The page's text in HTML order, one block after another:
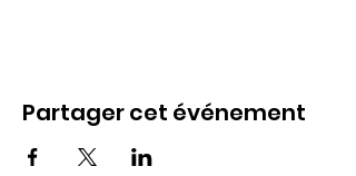
Partager cet événement